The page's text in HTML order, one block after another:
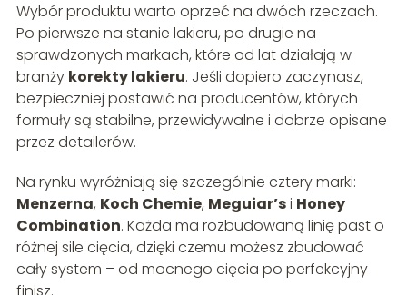
Wybór produktu warto oprzeć na dwóch rzeczach.
Po pierwsze na stanie lakieru, po drugie na
sprawdzonych markach, które od lat działają w
branży korekty lakieru. Jeśli dopiero zaczynasz,
bezpieczniej postawić na producentów, których
formuły są stabilne, przewidywalne i dobrze opisane
przez detailerów.
Na rynku wyróżniają się szczególnie cztery marki:
Menzerna, Koch Chemie, Meguiar’si Honey
Combination. Każda ma rozbudowaną linię past o
różnej sile cięcia, dzięki czemu możesz zbudować
cały system – od mocnego cięcia po perfekcyjny